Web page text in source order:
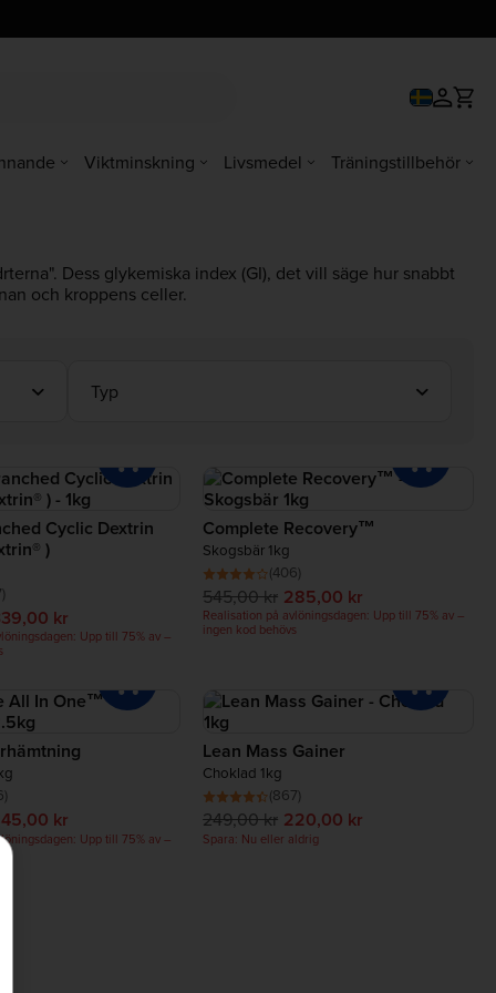
Viktminskning Livsmedel Träningstillbehör
Dess glykemiska index (GI), det vill säge hur snabbt
och kroppens celler.
,maltodextrin
- välj den som passar ditt mål
Typ
Cyclic Dextrin
)
kr
Upp till 75% av –
Complete Recovery™
Skogsbär 1kg
(406)
545,00 kr 285,00 kr
Realisation på avlöningsdagen: Upp till 75% av –
ingen kod behövs
kr
Upp till 75% av –
Lean Mass Gainer
Choklad 1kg
(867)
249,00 kr 220,00 kr
Spara: Nu eller aldrig